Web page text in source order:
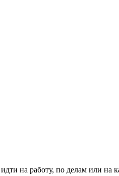
на работу, по делам или на